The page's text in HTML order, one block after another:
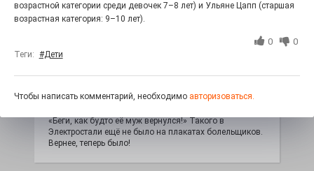
«Беги, как будто её муж вернулся!» Такого в
Электростали ещё не было на плакатах болельщиков.
Вернее, теперь было!
возрастной категории среди девочек 7–8 лет) и Ульяне Цапп (старшая
возрастная категория: 9–10 лет).
0 0
Теги: #Дети
Чтобы написать комментарий, необходимо авторизоваться.